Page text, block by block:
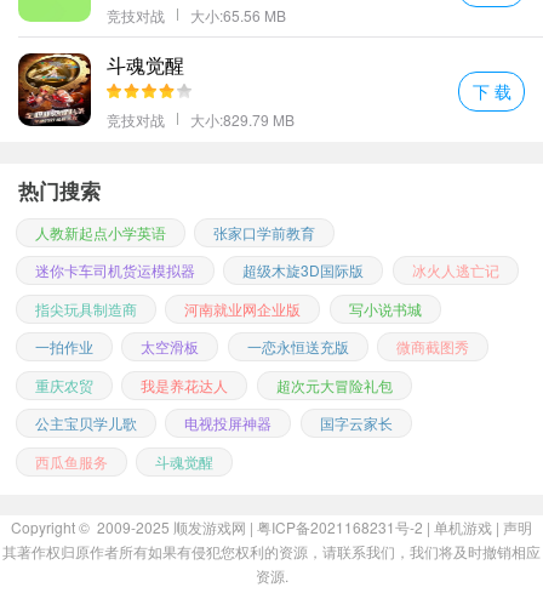
竞技对战 大小:65.56 MB
斗魂觉醒
竞技对战 大小:829.79 MB
下 载
热门搜索
人教新起点小学英语
张家口学前教育
迷你卡车司机货运模拟器
超级木旋3D国际版
冰火人逃亡记
指尖玩具制造商
河南就业网企业版
写小说书城
一拍作业
太空滑板 一恋永恒送充版
微商截图秀
重庆农贸
我是养花达人
超次元大冒险礼包
公主宝贝学儿歌
电视投屏神器
国字云家长
西瓜鱼服务
斗魂觉醒
Copyright © 2009-2025 顺发游戏网 | 粤ICP备2021168231号-2 | 单机游戏 | 声明
其著作权归原作者所有如果有侵犯您权利的资源，请联系我们，我们将及时撤销相应
资源.